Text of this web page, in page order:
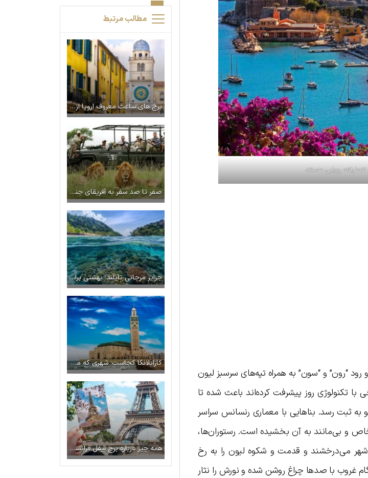
رویایی هستند
“رون” و “سون” به همراه تپه‌های سرسبز لیون
تکنولوژی روز پیشرفت کرده‌اند باعث شده تا
ثبت رسد. بناهایی با معماری رنسانس سراسر
شهر جلوه‌ای خاص و بی‌مانند به آن بخشیده است. رستوران‌ها،
شهر می‌درخشند و قدمت و شکوه لیون را به رخ
غروب با صدها چراغ روشن شده و نورش را نثار
مطالب مرتبط
برج‌ های ساعت معروف اروپا از بیگ بن تا پراگ
صفر تا صد سفر به آفریقای جنوبی با ستاره ونک
جزایر مرجانی تایلند؛ بهشتی برای غواصی و استراحت
کازابلانکا کجاست؛ شهری که مدرنیته و سنت را ترکیب کرده است
همه چیز درباره برج ایفل فرانسه | راهنمای کامل بازدید از برج ایفل